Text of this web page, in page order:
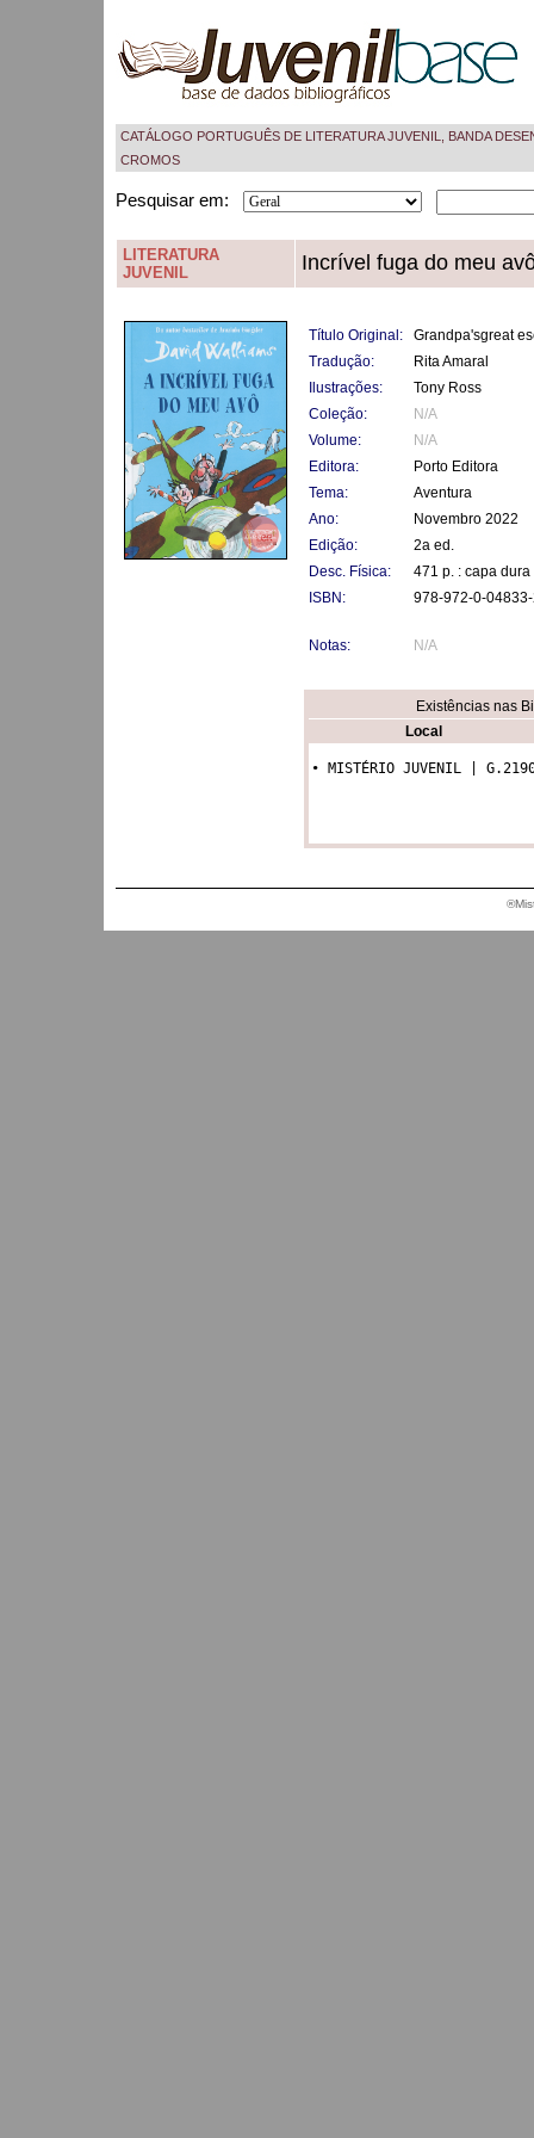
CATÁLOGO PORTUGUÊS DE LITERATURA JUVENIL, BANDA
CROMOS
Pesquisar em:
LITERATURA
JUVENIL
Incrível fuga do meu
Título Original:
Grandpa'sgreat
Tradução:
Rita Amaral
Ilustrações:
Tony Ross
Coleção:
N/A
Volume:
N/A
Editora:
Porto Editora
Tema:
Aventura
Ano:
Novembro 2022
Edição:
2a ed.
Desc. Física:
471 p. : capa dura
ISBN:
978-972-0-
Notas: N/A
Existências nas
Local